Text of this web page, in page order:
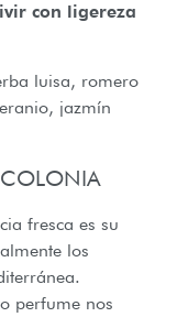
con ligereza
luisa, romero
jazmín
COLONIA
fresca es su
los
perfume nos